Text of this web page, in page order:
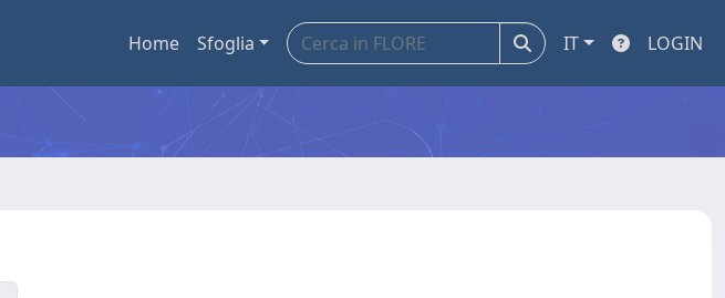
Home Sfoglia IT LOGIN